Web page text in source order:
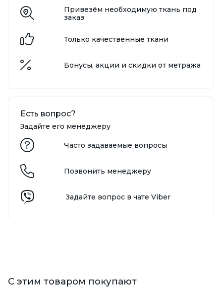
Привезём необходимую ткань под
заказ
Только качественные ткани
Бонусы, акции и скидки от метража
Есть вопрос?
Задайте его менеджеру
Часто задаваемые вопросы
Позвонить менеджеру
Задайте вопрос в чате Viber
С этим товаром покупают